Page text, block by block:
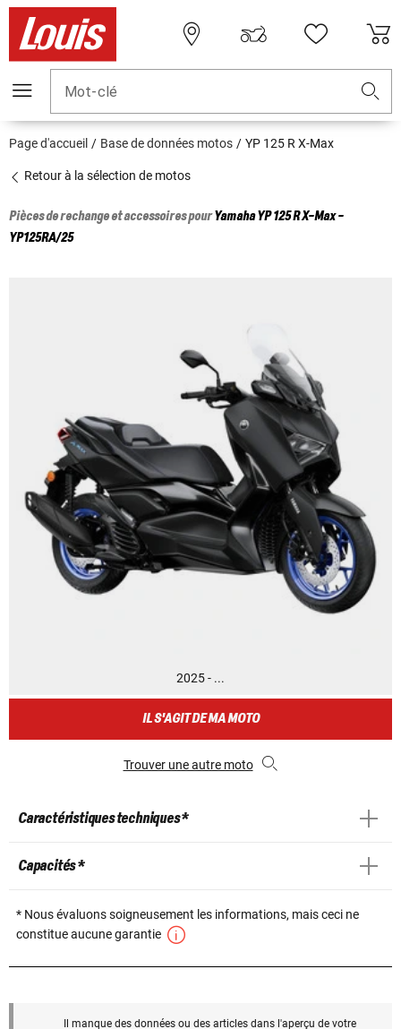
Mot-clé
Page d'accueil Base de données motos YP 125 R X-Max
Retour à la sélection de motos
Pièces de rechange et accessoires pourYamahaYP 125 R X-Max -
YP125RA/25
2025 - ...
IL S'AGIT DE MA MOTO
Trouver une autre moto
Caractéristiques techniques *
Capacités *
* Nous évaluons soigneusement les informations, mais ceci ne
constitue aucune garantie
Il manque des données ou des articles dans l'aperçu de votre